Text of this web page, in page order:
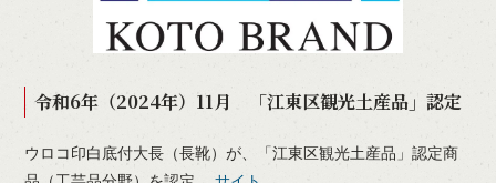
令和6年（2024年）11月 「江東区観光土産品」認定
ウロコ印白底付大長（長靴）が、「江東区観光土産品」認定商